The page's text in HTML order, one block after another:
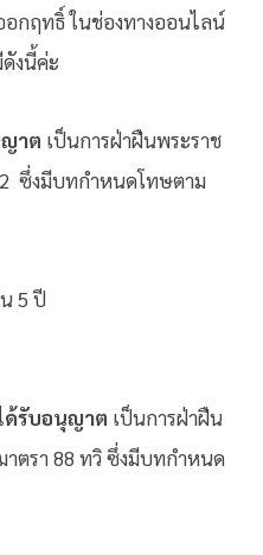
อกฤทธิ์ในช่องทางออนไลน์
งนี้ค่ะ
ญาต เป็นการฝ่าฝืนพระราช
ซึ่งมีบทกำหนดโทษตาม
5 ปี
ด้รับอนุญาต เป็นการฝ่าฝืน
ตรา 88 ทวิ ซึ่งมีบทกำหนด